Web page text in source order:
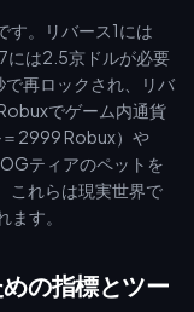
す。リバース1には
には2.5京ドルが必要
再ロックされ、リバ
でゲーム内通貨
2999 Robux）や
ティアのペットを
これらは現実世界で
す。
の指標とツー